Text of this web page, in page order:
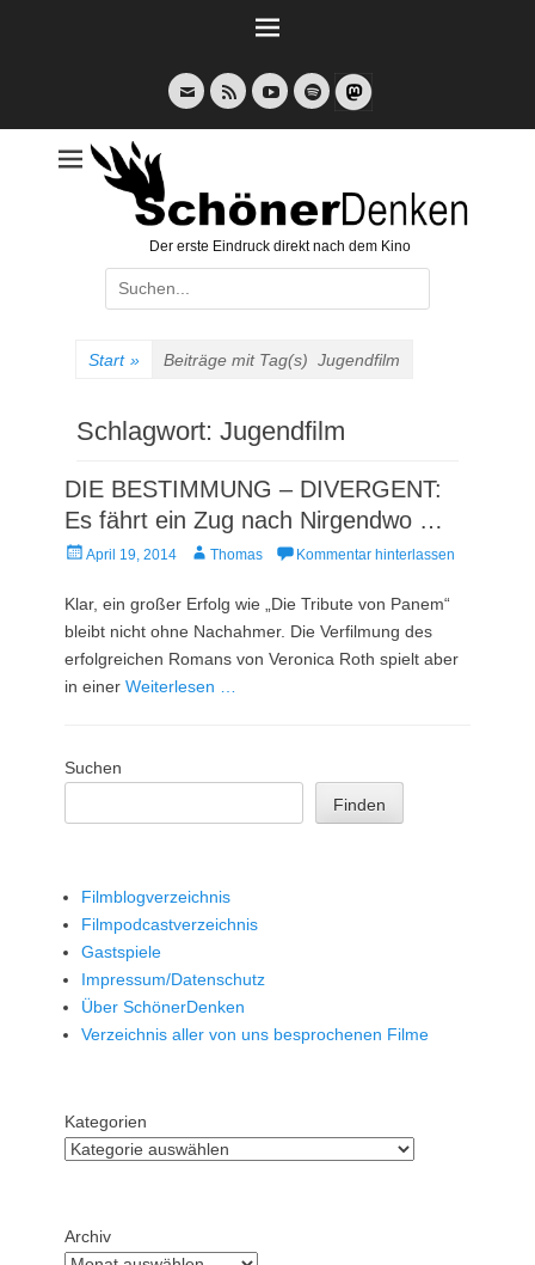
E-
Mail
Feed YouTubeSpotify
Der erste Eindruck direkt nach dem Kino
Suche
nach:
Start » Beiträge mit Tag(s) Jugendfilm
Schlagwort: Jugendfilm
DIE BESTIMMUNG – DIVERGENT:
Es fährt ein Zug nach Nirgendwo …
Veröffentlicht
April 19, 2014 AutorThomas Kommentar hinterlassen
Klar, ein großer Erfolg wie „Die Tribute von Panem“
bleibt nicht ohne Nachahmer. Die Verfilmung des
erfolgreichen Romans von Veronica Roth spielt aber
in einer Weiterlesen …
Suchen
Finden
Filmblogverzeichnis
Filmpodcastverzeichnis
Gastspiele
Impressum/Datenschutz
Über SchönerDenken
Verzeichnis aller von uns besprochenen Filme
Kategorien
Archiv